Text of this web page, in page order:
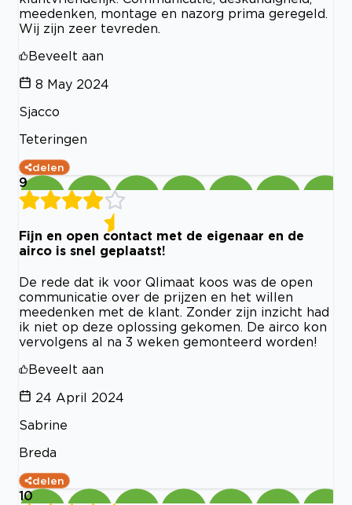
meedenken, montage en nazorg prima geregeld.
Wij zijn zeer tevreden.
Beveelt aan
8 May 2024
Sjacco
Teteringen
delen
9
Fijn en open contact met de eigenaar en de
airco is snel geplaatst!
De rede dat ik voor Qlimaat koos was de open
communicatie over de prijzen en het willen
meedenken met de klant. Zonder zijn inzicht had
ik niet op deze oplossing gekomen. De airco kon
vervolgens al na 3 weken gemonteerd worden!
Beveelt aan
24 April 2024
Sabrine
Breda
delen
10